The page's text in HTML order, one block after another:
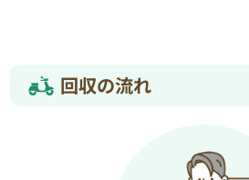
回収の流れ